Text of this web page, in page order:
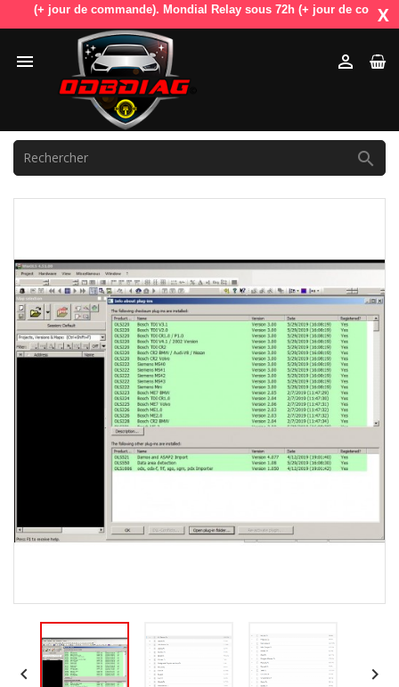
(+ jour de commande). Mondial Relay sous 72h (+ jour de X
 

 